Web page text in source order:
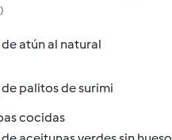
de atún al natural
de palitos de surimi
cocidas